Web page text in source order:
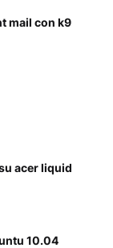
mail con k9
acer liquid
10.04